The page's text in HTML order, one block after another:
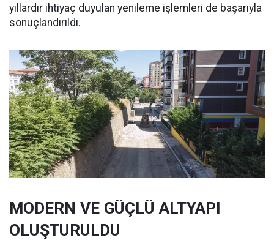
yıllardır ihtiyaç duyulan yenileme işlemleri de başarıyla
sonuçlandırıldı.
MODERN VE GÜÇLÜ ALTYAPI
OLUŞTURULDU